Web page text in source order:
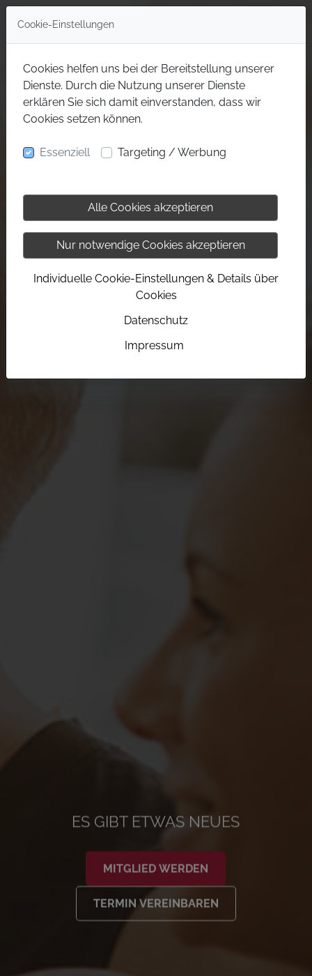
ES GIBT ETWAS NEUES
MITGLIED WERDEN
TERMIN VEREINBAREN
Cookie-Einstellungen
Cookies helfen uns bei der Bereitstellung unserer
Dienste. Durch die Nutzung unserer Dienste
erklären Sie sich damit einverstanden, dass wir
Cookies setzen können.
Essenziell Targeting / Werbung
Alle Cookies akzeptieren
Nur notwendige Cookies akzeptieren
Individuelle Cookie-Einstellungen & Details über
Cookies
Datenschutz
Impressum